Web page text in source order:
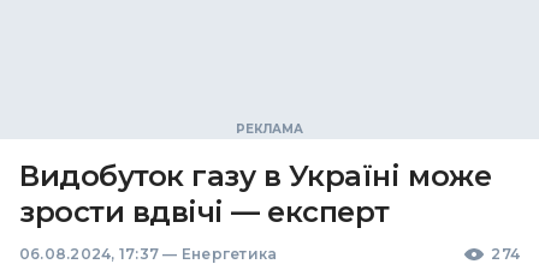
Видобуток газу в Україні може
зрости вдвічі — експерт
06.08.2024, 17:37 — Енергетика 274